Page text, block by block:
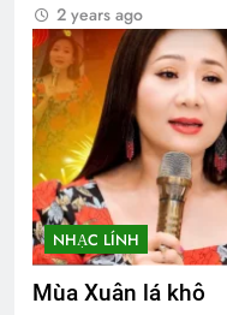
2 years ago
NHẠC LÍNH
Mùa Xuân lá khô